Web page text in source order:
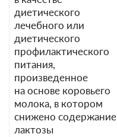
диетического
лечебного или
диетического
профилактического
питания,
произведенное
на основе коровьего
молока, в котором
снижено содержание
лактозы